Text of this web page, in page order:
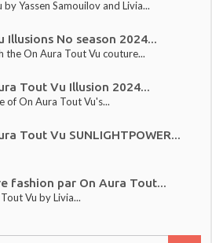
Yassen Samouilov and Livia...
Illusions No season 2024...
the On Aura Tout Vu couture...
Tout Vu Illusion 2024...
of On Aura Tout Vu's...
Tout Vu SUNLIGHTPOWER...
fashion par On Aura Tout...
Vu by Livia...